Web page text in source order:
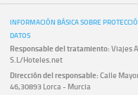
INFORMACIÓN BÁSICA SOBRE
DATOS
Responsable del tratamiento:Viajes
S.L/Hoteles.net
Dirección del responsable:Calle
46,30893 Lorca - Murcia